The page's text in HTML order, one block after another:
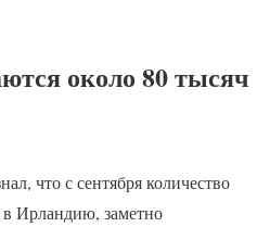
около 80 тысяч
что с сентября количество
Ирландию, заметно